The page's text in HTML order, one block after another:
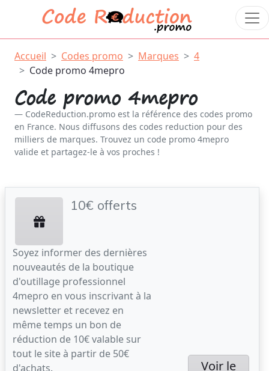
Accueil Codes promo Marques
4
Code promo 4mepro
Code promo 4mepro
CodeReduction.promo est la référence des codes promo
en France. Nous diffusons des codes reduction pour des
milliers de marques. Trouvez un code promo 4mepro
valide et partagez-le à vos proches !
10€ offerts
Soyez informer des dernières
nouveautés de la boutique
d'outillage professionnel
4mepro en vous inscrivant à la
newsletter et recevez en
même temps un bon de
réduction de 10€ valable sur
tout le site à partir de 50€
d'achats.
Voir le